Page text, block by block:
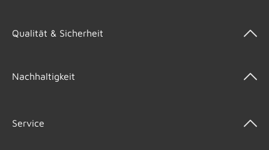
Qualität & Sicherheit
Nachhaltigkeit
Service